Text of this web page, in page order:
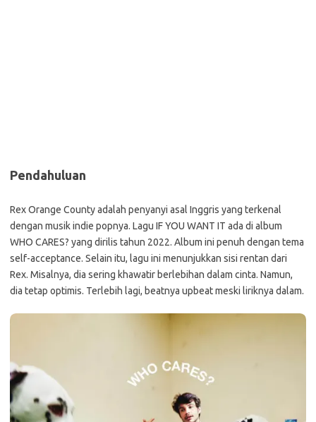
Pendahuluan
Rex Orange County adalah penyanyi asal Inggris yang terkenal
dengan musik indie popnya. Lagu IF YOU WANT IT ada di album
WHO CARES? yang dirilis tahun 2022. Album ini penuh dengan tema
self-acceptance. Selain itu, lagu ini menunjukkan sisi rentan dari
Rex. Misalnya, dia sering khawatir berlebihan dalam cinta. Namun,
dia tetap optimis. Terlebih lagi, beatnya upbeat meski liriknya dalam.